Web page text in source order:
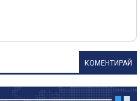
КОМЕНТИРАЙ